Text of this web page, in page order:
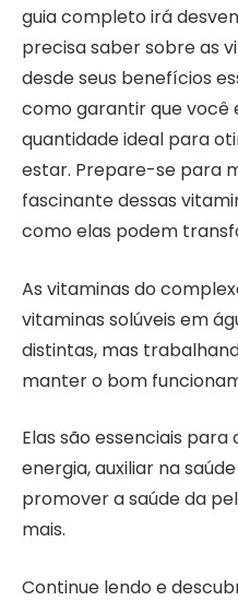
guia completo irá
precisa saber sobre as
desde seus benefícios
como garantir que você
quantidade ideal para
estar. Prepare-se para
fascinante dessas
como elas podem
As vitaminas do
vitaminas solúveis em
distintas, mas
manter o bom
Elas são essenciais
energia, auxiliar na
promover a saúde da
mais.
Continue lendo e